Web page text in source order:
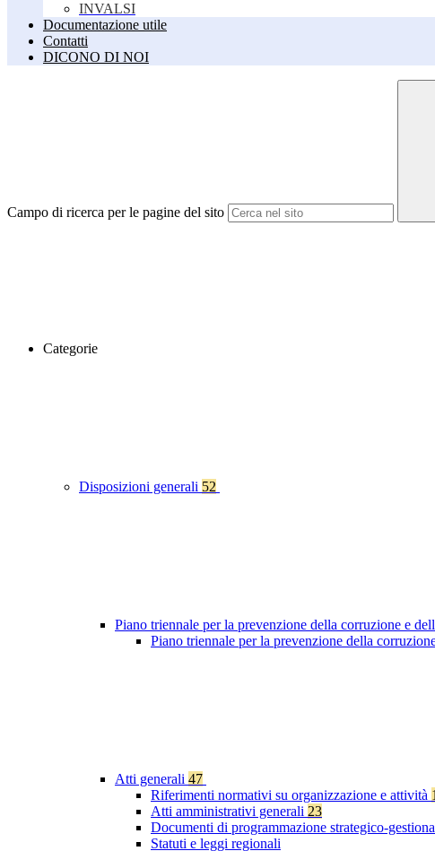
INVALSI
Documentazione utile
Contatti
DICONO DI NOI
Campo di ricerca per le pagine del sito
Categorie
Disposizioni generali 52
Piano triennale per la prevenzione della corruzione e
Piano triennale per la prevenzione della
Atti generali 47
Riferimenti normativi su organizzazione e attività
Atti amministrativi generali 23
Documenti di programmazione strategico-
Statuti e leggi regionali